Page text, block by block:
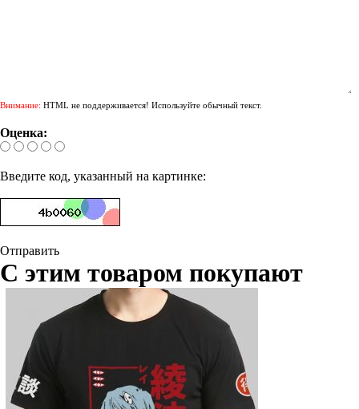
Внимание: HTML не поддерживается! Используйте обычный текст.
Оценка:
Введите код, указанный на картинке:
Отправить
С этим товаром покупают